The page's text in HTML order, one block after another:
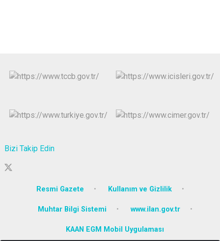
Bizi Takip Edin
Resmi Gazete Kullanım ve Gizlilik
Muhtar Bilgi Sistemi www.ilan.gov.tr
KAAN EGM Mobil Uygulaması